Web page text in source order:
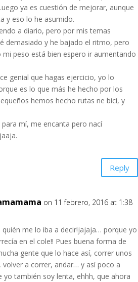
ya es cuestión de mejorar, aunque
y eso lo he asumido.
a diario, pero por mis temas
demasiado y he bajado el ritmo, pero
peso está bien espero ir aumentando
genial que hagas ejercicio, yo lo
es lo que más he hecho por los
hemos hecho rutas ne bici, y
mí, me encanta pero nací
Reply
on 11 febrero, 2016 at 1:38
quién me lo iba a decir!jajaja… porque yo
en el cole!! Pues buena forma de
gente que lo hace así, correr unos
volver a correr, andar… y así poco a
yo también soy lenta, ehhh, que ahora